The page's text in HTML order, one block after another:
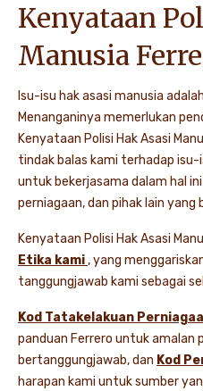
Kenyataan
Manusia
Isu-isu hak asasi manusia
Menanganinya memerlukan
Kenyataan Polisi Hak Asasi
tindak balas kami terhadap
untuk bekerjasama dalam hal
perniagaan, dan pihak lain yang
Kenyataan Polisi Hak Asasi
Etika kami, yang
tanggungjawab kami sebagai
Kod Tatakelakuan
panduan Ferrero untuk amalan
bertanggungjawab, dan Kod
harapan kami untuk sumber